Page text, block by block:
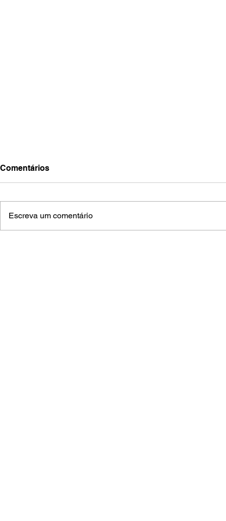
Comentários
Escreva um comentário